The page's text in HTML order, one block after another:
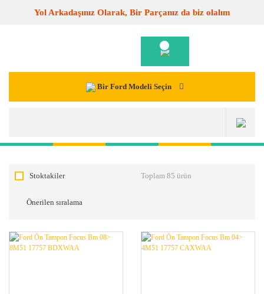
Yol Arkadaşınız Olarak, Bir Parçanız da biz olalım
Bir Ford Modeli Seçin
Stoktakiler Toplam 85 ürün